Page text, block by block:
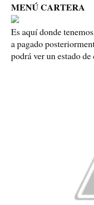
MENÚ CARTERA
Es aquí donde
a pagado
podrá ver un estado